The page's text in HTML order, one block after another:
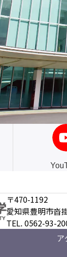
〒470-1192
愛知県豊明市沓
TEL. 0562-93-
ア